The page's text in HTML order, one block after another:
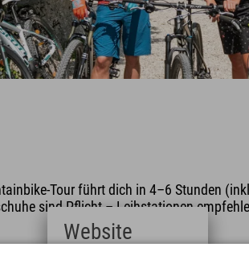
Tour führt dich in 4–6 Stunden
sind Pflicht – Leihstationen
Website